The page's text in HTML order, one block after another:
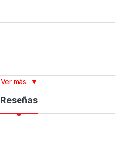
Ver más ▼
Reseñas